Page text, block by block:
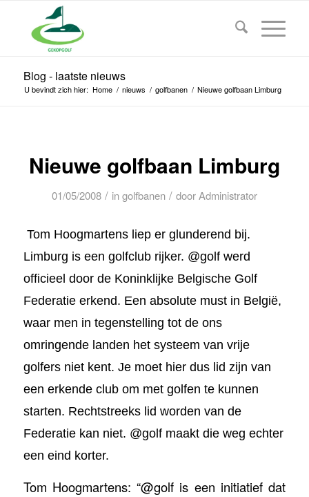
Blog - laatste nieuws
U bevindt zich hier: Home / nieuws / golfbanen / Nieuwe golfbaan Limburg
Nieuwe golfbaan Limburg
01/05/2008 / ingolfbanen / door Administrator
Tom Hoogmartens liep er glunderend bij.
Limburg is een golfclub rijker. @golf werd
officieel door de Koninklijke Belgische Golf
Federatie erkend. Een absolute must in België,
waar men in tegenstelling tot de ons
omringende landen het systeem van vrije
golfers niet kent. Je moet hier dus lid zijn van
een erkende club om met golfen te kunnen
starten. Rechtstreeks lid worden van de
Federatie kan niet. @golf maakt die weg echter
een eind korter.
Tom Hoogmartens: “@golf is een initiatief dat